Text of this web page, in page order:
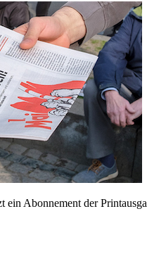
ein Abonnement der